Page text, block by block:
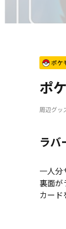
ポケ
ポ
周辺グッ
ラバ
一人分
裏面が
カード